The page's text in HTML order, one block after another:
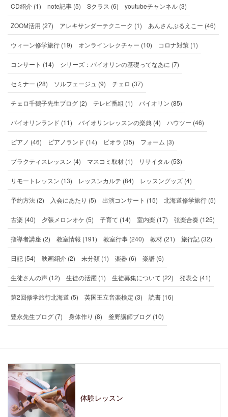
CD紹介 (1) note記事 (5) Sクラス (6) youtubeチャンネル (3)
ZOOM活用 (27) アレキサンダーテクニーク (1) あんさんぶるえこー (46)
ウィーン修学旅行 (19) オンラインレクチャー (10) コロナ対策 (1)
コンサート (14) シリーズ：バイオリンの基礎ってなあに (7)
セミナー (28) ソルフェージュ (9) チェロ (37)
チェロ千鶴子先生ブログ (2) テレビ番組 (1) バイオリン (85)
バイオリンランド (11) バイオリンレッスンの楽典 (4) ハウツー (46)
ピアノ (46) ピアノランド (14) ビオラ (35) フォーム (3)
プラクティスレッスン (4) マスコミ取材 (1) リサイタル (53)
リモートレッスン (13) レッスンカルテ (84) レッスングッズ (4)
予約方法 (2) 入会にあたり (5) 出演コンサート (15) 北海道修学旅行 (5)
古楽 (40) 夕張メロンオケ (5) 子育て (14) 室内楽 (17) 弦楽合奏 (125)
指導者講座 (2) 教室情報 (191) 教室行事 (240) 教材 (21) 旅行記 (32)
日記 (54) 映画紹介 (2) 未分類 (1) 楽器 (6) 楽譜 (6)
生徒さんの声 (12) 生徒の活躍 (1) 生徒募集について (22) 発表会 (41)
第2回修学旅行北海道 (5) 英国王立音楽検定 (3) 読書 (16)
豊永先生ブログ (7) 身体作り (8) 釜野講師ブログ (10)
体験レッスン